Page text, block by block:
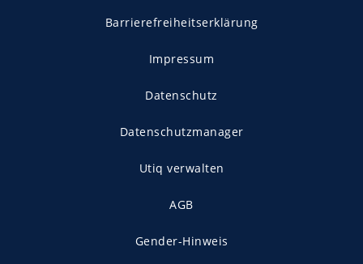
Barrierefreiheitserklärung
Impressum
Datenschutz
Datenschutzmanager
Utiq verwalten
AGB
Gender-Hinweis